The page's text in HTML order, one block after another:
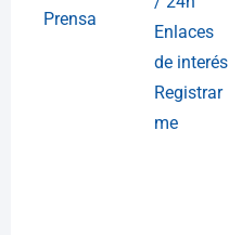
Prensa
Enlaces
de interés
Registrar
me